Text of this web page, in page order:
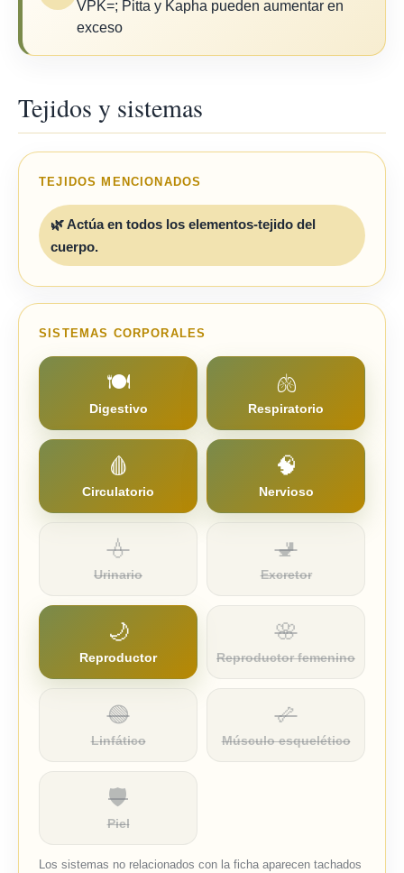
VPK=; Pitta y Kapha pueden aumentar en
exceso
Tejidos y sistemas
TEJIDOS MENCIONADOS
🌿 Actúa en todos los elementos-tejido del
cuerpo.
SISTEMAS CORPORALES
🍽️
Digestivo
🫁
Respiratorio
🩸
Circulatorio
🧠
Nervioso
💧
Urinario
🚽
Excretor
🌙
Reproductor
🌸
Reproductor femenino
🟢
Linfático
🦴
Músculo esquelético
🛡️
Piel
Los sistemas no relacionados con la ficha aparecen tachados